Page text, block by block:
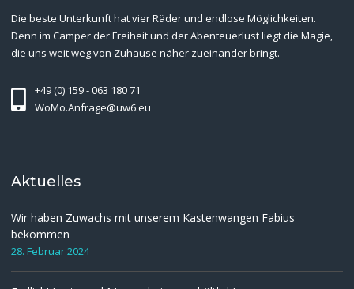
Die beste Unterkunft hat vier Räder und endlose Möglichkeiten.
Denn im Camper der Freiheit und der Abenteuerlust liegt die Magie,
die uns weit weg von Zuhause näher zueinander bringt.
+49 (0) 159 - 063 180 71
WoMo.Anfrage@uw6.eu
Aktuelles
Wir haben Zuwachs mit unserem Kastenwangen Fabius
bekommen
28. Februar 2024